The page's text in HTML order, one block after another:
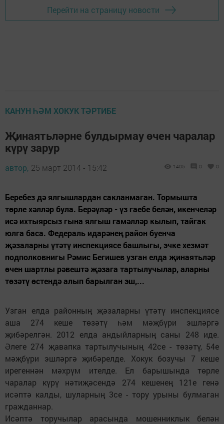
Перейти на страницу новости
КАНУН ҺӘМ ХОКУК ТӘРТИБЕ
Җинаятьләрне булдырмау өчен чаралар
күрү зарур
автор, 25 март 2014 - 15:42 1405 0 0
Беребез дә ялгышлардан сакланмаган. Тормышта
төрле хәлләр була. Берәүләр - үз гаебе белән, икенчеләр
исә ихтыярсыз гына ялгыш гамәлләр кылып, тайгак
юлга баса. Федераль идарәнең район буенча
җәзаларны үтәтү инспекциясе башлыгы, эчке хезмәт
подполковнигы Рәмис Бегишев узган елда җинаятьләр
өчен шартлы рәвештә җәзага тартылучылар, аларны
төзәтү өстендә алып барылган эш,...
Узган елда районның җәзаларны үтәтү инспекциясе
аша 274 кеше төзәтү һәм мәҗбүри эшләргә
җибәрелгән. 2012 елда андыйларның саны 248 иде.
Әлеге 274 җавапка тартылучының 42се - төзәтү, 54е
мәҗбүри эшләргә җибәрелде. Хокук бозучы 7 кеше
ирегеннән мәхрүм ителде. Ел барышында төрле
чаралар күрү нәтиҗәсендә 274 кешенең 121е генә
исәптә калды, шуларның 3се - тору урыны булмаган
гражданнар.
Исәптә торучылар арасында мошенниклык белән